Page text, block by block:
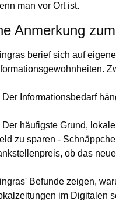
man vor Ort ist.
Anmerkung
berief sich auf
Der Informationsbedarf
Der häufigste Grund,
zu sparen -
ob das
Befunde zeigen,
im Digitalen